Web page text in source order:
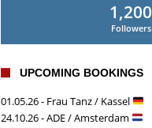
1,200
Followers
UPCOMING BOOKINGS
01.05.26 - Frau Tanz / Kassel
24.10.26 - ADE / Amsterdam